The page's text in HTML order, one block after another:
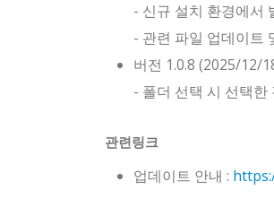
- 신규 설치 환경에서
- 관련 파일 업데이트
버전 1.0.8 (2025/12/
- 폴더 선택 시 선택
관련링크
업데이트 안내 :